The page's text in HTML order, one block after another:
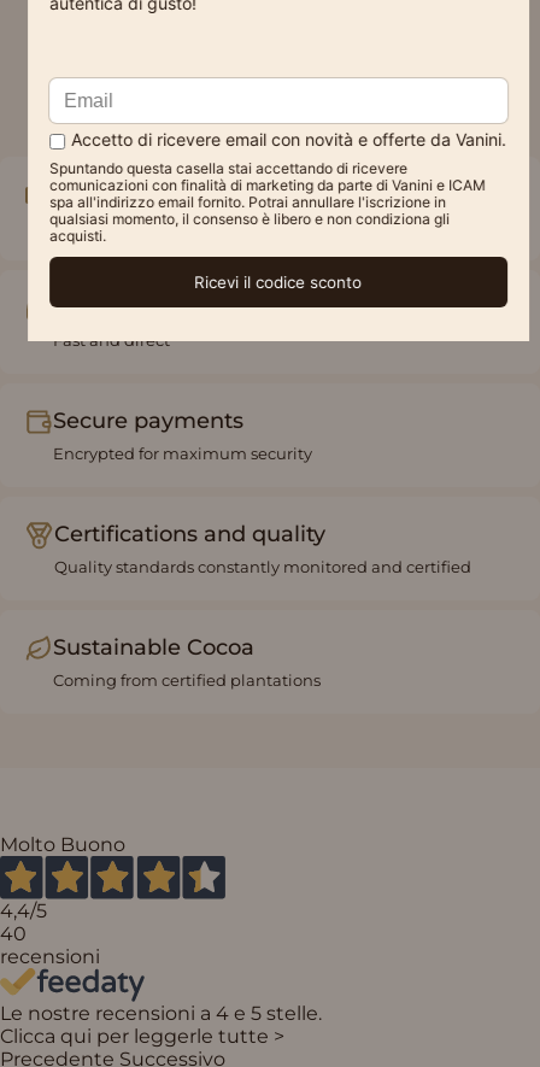
Free shipping
Starting from €49
Online assistance
Fast and direct
Secure payments
Encrypted for maximum security
Certifications and quality
Quality standards constantly monitored and certified
Sustainable Cocoa
Coming from certified plantations
Molto Buono
4,4/5
40
recensioni
Le nostre recensioni a 4 e 5 stelle.
Clicca qui per leggerle tutte >
Precedente Successivo